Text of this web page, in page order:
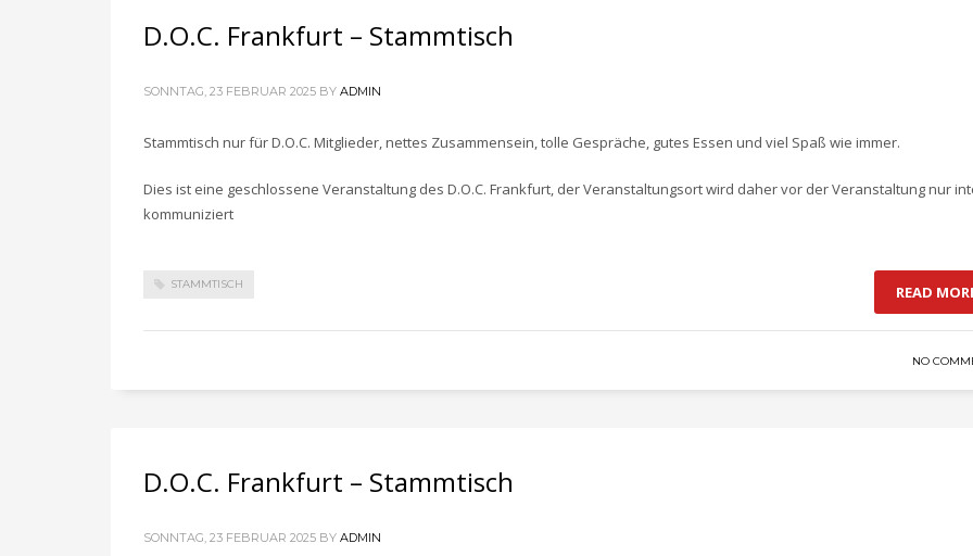
D.O.C. Frankfurt – Stammtisch
SONNTAG, 23 FEBRUAR 2025 BY ADMIN
Stammtisch nur für D.O.C. Mitglieder, nettes Zusammensein, tolle Gespräche, gutes Essen und viel Spaß wie immer.
Dies ist eine geschlossene Veranstaltung des D.O.C. Frankfurt, der Veranstaltungsort wird daher vor der Veranstaltung nur
kommuniziert
STAMMTISCH READ
NO
D.O.C. Frankfurt – Stammtisch
SONNTAG, 23 FEBRUAR 2025 BY ADMIN